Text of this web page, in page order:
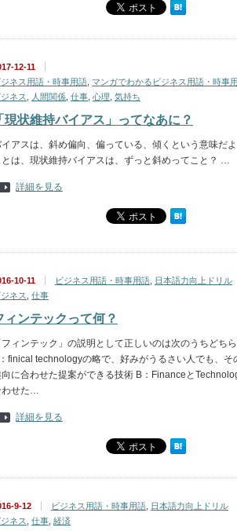
12-11
ジネス用語・時事用語 マンガでわかるビジネス用語・時事
ジネス
人間関係 仕事 心理 気持ち
現状維持バイアス」ってなあに？
アスは、斜め偏向、偏っている、傾くという意味だ
とは、現状維持バイアスは、ずっと斜めってこと？ …
詳細を見る
10-11 ビジネス用語・時事用語 日本語力向上ドリル
ジネス
仕事
ィンテックって何？
フィンテック」の説明として正しいのは次のうちどちら
finical technologyの略で、好みがうるさい人でも、そ
向に合わせた提案ができる技術 B：Financeと
わせた…
詳細を見る
9-12 ビジネス用語・時事用語 日本語力向上ドリル
ジネス
仕事 経済